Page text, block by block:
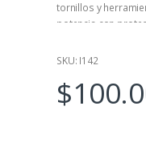
e
5
tornillos y
potencia con
SKU: I142
$